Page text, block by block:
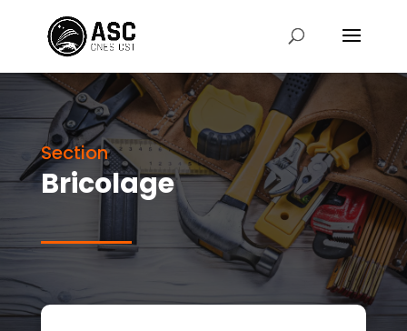
Section
Bricolage